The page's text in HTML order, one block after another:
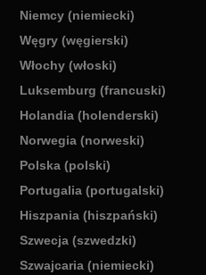
Niemcy (niemiecki)
Węgry (węgierski)
Włochy (włoski)
Luksemburg (francuski)
Holandia (holenderski)
Norwegia (norweski)
Polska (polski)
Portugalia (portugalski)
Hiszpania (hiszpański)
Szwecja (szwedzki)
Szwajcaria (niemiecki)